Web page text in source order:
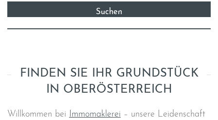
FINDEN SIE IHR GRUNDSTÜCK
IN OBERÖSTERREICH
Willkommen bei Immomaklerei – unsere Leidenschaft